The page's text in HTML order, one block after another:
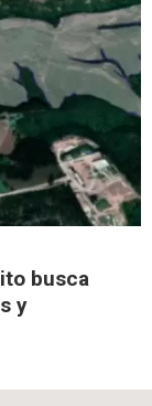
busca
y